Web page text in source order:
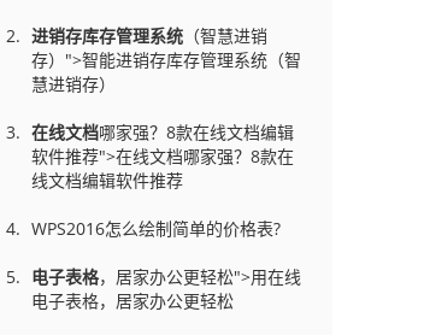
进销存库存管理系统 （智慧进销
存）">智能进销存库存管理系统（智
慧进销存）
在线文档哪家强？8款在线文档编辑
软件推荐">在线文档哪家强？8款在
线文档编辑软件推荐
WPS2016怎么绘制简单的价格表?
电子表格，居家办公更轻松">用在线
电子表格，居家办公更轻松